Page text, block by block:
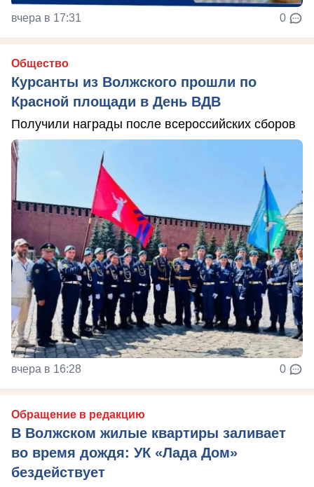
вчера в 17:31 0
Общество
Курсанты из Волжского прошли по
Красной площади в День ВДВ
Получили награды после всероссийских сборов
вчера в 16:28 0
Обращение в редакцию
В Волжском жилые квартиры заливает
во время дождя: УК «Лада Дом»
бездействует